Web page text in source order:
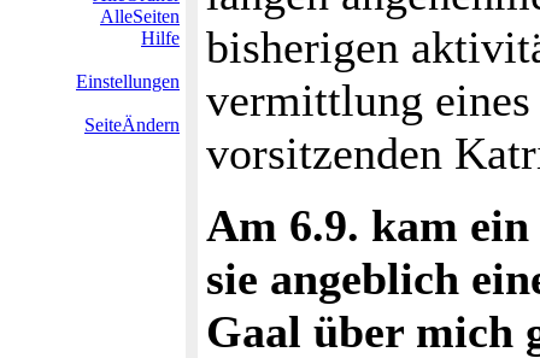
AlleSeiten
Hilfe
Einstellungen
SeiteÄndern
bisherigen
vermittlung
vorsitzenden
Am 6.9. kam
sie angeblich
Gaal über mich